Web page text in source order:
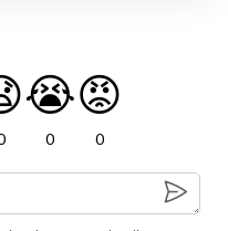
😭
0
😡
0